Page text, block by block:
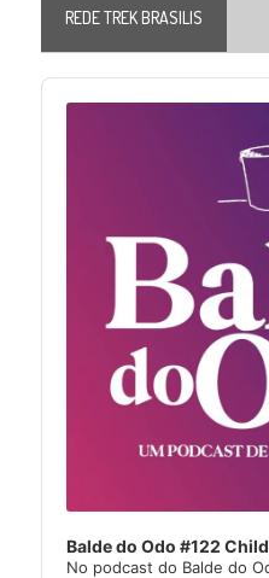
REDE TREK BRASILIS
Audio
Player
Balde do Odo #122
No podcast do Balde do